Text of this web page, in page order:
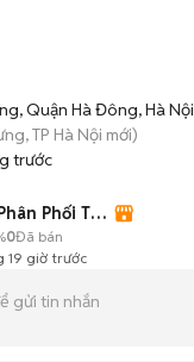
Quận Hà Đông, Hà Nội
TP Hà Nội mới)
trước
Tổng Kho Phân Phối Thiết bị Bếp - Phòng tắm
19 giờ trước
0Đã bán